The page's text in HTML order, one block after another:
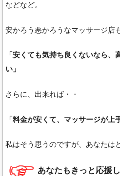
などなど。
安かろう悪かろうなマッサージ店
「安くても気持ち良くないなら、
い」
さらに、出来れば・・
「料金が安くて、マッサージが上
私はそう思うのですが、あなたは
あなたもきっと応援